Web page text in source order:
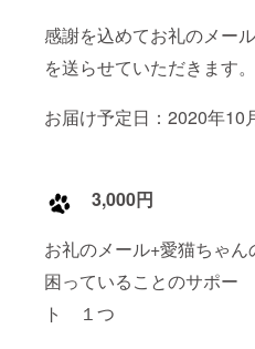
感謝を込めてお礼のメール
を送らせていただきます。
お届け予定日：2020年10
3,000円
お礼のメール+愛猫ちゃん
困っていることのサポー
ト １つ